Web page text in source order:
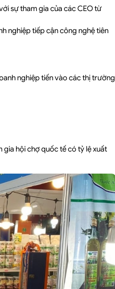
sự tham gia của các CEO từ
nghiệp tiếp cận công nghệ tiên
nghiệp tiến vào các thị trường
gia hội chợ quốc tế có tỷ lệ xuất